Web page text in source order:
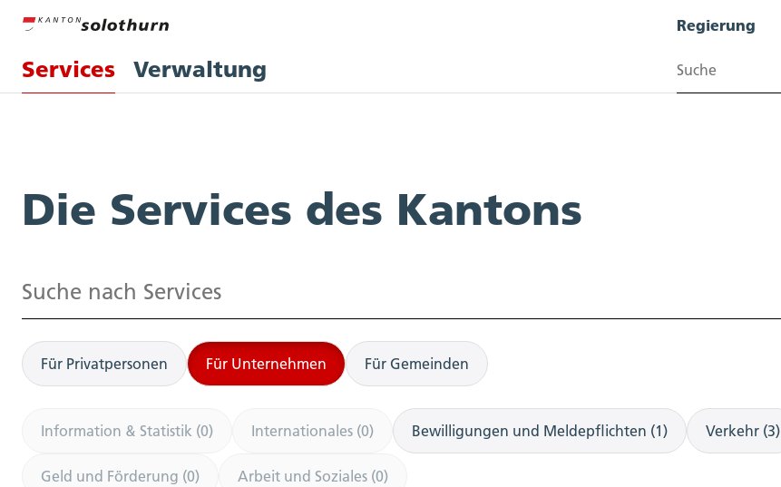
Services Verwaltung
Regierung
Suchen
Die Services des Kantons
Suchen
Für Privatpersonen Für Unternehmen Für Gemeinden
Information & Statistik (0) Internationales (0) Bewilligungen und Meldepflichten (1) Verkehr (3)
Geld und Förderung (0) Arbeit und Soziales (0)